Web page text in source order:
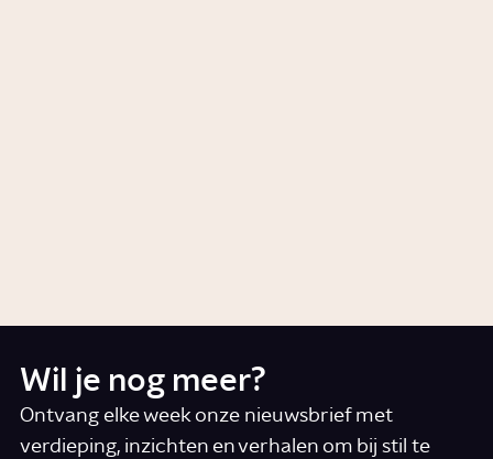
Wil je nog meer?
Ontvang elke week onze nieuwsbrief met
verdieping, inzichten en verhalen om bij stil te